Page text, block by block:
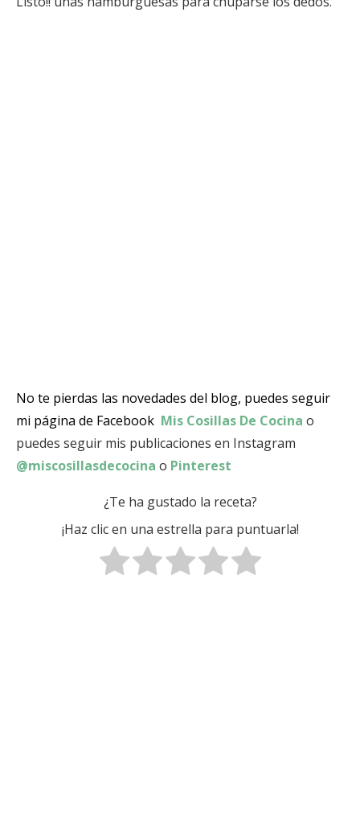
No te pierdas las novedades del blog, puedes seguir
mi página de Facebook Mis Cosillas De Cocina o
puedes seguir mis publicaciones en Instagram
@miscosillasdecocina o Pinterest
¿Te ha gustado la receta?
¡Haz clic en una estrella para puntuarla!